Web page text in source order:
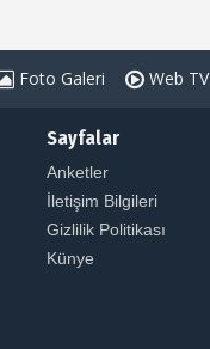
Foto Galeri Web TV
Sayfalar
Anketler
İletişim Bilgileri
Gizlilik Politikası
Künye